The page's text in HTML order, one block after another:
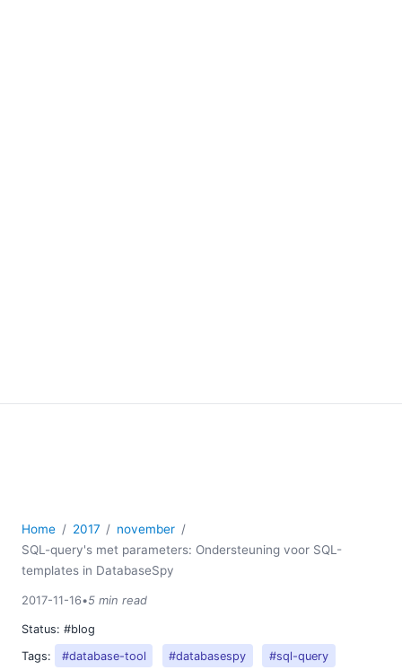
Home 2017
november
SQL-query's met parameters: Ondersteuning voor SQL-
templates in DatabaseSpy
2017-11-16•5 min read
Status: #blog
Tags:
#database-tool #databasespy #sql-query